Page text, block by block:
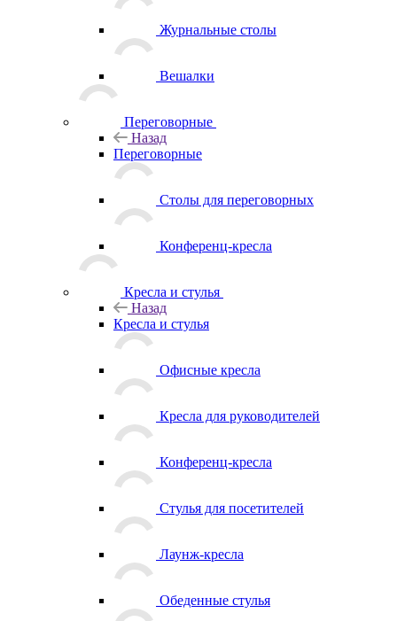
Журнальные столы
Вешалки
Переговорные
Назад
Переговорные
Столы для переговорных
Конференц-кресла
Кресла и стулья
Назад
Кресла и стулья
Офисные кресла
Кресла для руководителей
Конференц-кресла
Стулья для посетителей
Лаунж-кресла
Обеденные стулья